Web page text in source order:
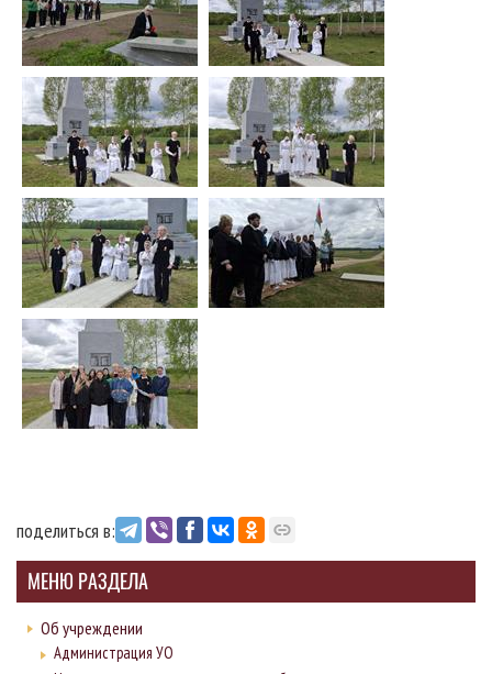
поделиться в:
МЕНЮ РАЗДЕЛА
Об учреждении
Администрация УО